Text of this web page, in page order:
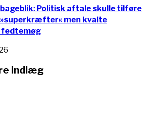
Politisk aftale skulle tilføre
»superkræfter« men kvalte
fedtemøg
indlæg